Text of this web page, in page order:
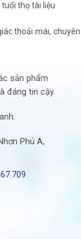
thọ tài liệu.
thoải mái, chuyên
sản phẩm
đáng tin cậy.
Phú A,